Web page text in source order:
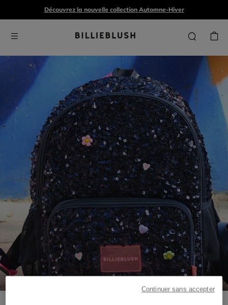
Découvrez la nouvelle collection Automne-Hiver
Continuer sans accepter